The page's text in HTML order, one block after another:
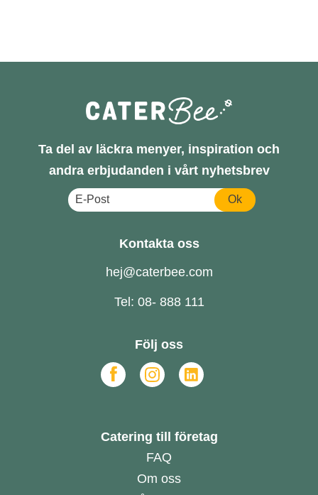
Ta del av läckra menyer, inspiration och
andra erbjudanden i vårt nyhetsbrev
Ok
Kontakta oss
hej@caterbee.com
Tel: 08- 888 111
Följ oss
Catering till företag
FAQ
Om oss